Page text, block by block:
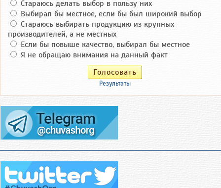
Стараюсь делать выбор в пользу них
Выбирал бы местное, если бы был широкий выбор
Стараюсь выбирать продукцию из крупных
производителей, а не местных
Если бы повыше качество, выбирал бы местное
Я не обращаю внимания на данный факт
Результаты